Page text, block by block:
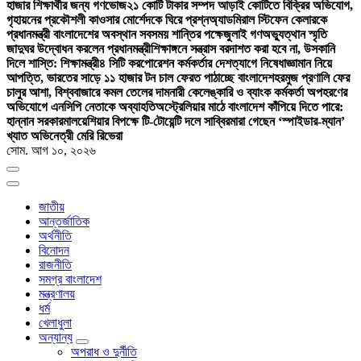
হাজার শিক্ষার্থীর জন্য গণভোজ২১ কোটি টাকার সম্পদ আড়াই কোটিতে বিক্রির অভিযোগ,
গৃহায়নের প্রকৌশলী কাওসার মোর্শেদকে ঘিরে প্রশ্নঅ্যাডমিরাল স্টিফেন কেলারকে
প্রধানমন্ত্রী বাংলাদেশের অবস্থান সবসময় শান্তির পক্ষেজুলাই গণঅভ্যুত্থান স্মৃতি
জাদুঘর উদ্বোধন করলেন প্রধানমন্ত্রীশিক্ষাঙ্গনে সন্ত্রাস বরদাশত করা হবে না, উসকানি
দিলে শাস্তি: শিক্ষামন্ত্রী৪ সিটি করপোরেশন কর্মকর্তার দেশত্যাগে নিষেধাজ্ঞামান নিয়ে
আপত্তি, ভারতের সাড়ে ১১ হাজার টন চাল ফেরত পাঠাচ্ছে বাংলাদেশহরমুজ প্রণালি ফের
চালুর আশা, বিশ্ববাজারে কমল তেলের দামনারী কেলেঙ্কারি ও ব্যাংক কর্মকর্তা অপহরণের
অভিযোগে এনসিপি নেতাকে অব্যাহতিঅস্ট্রেলিয়ার মাঠে বাংলাদেশ কাঁপিয়ে দিতে পারে:
হান্নান সরকারমালয়েশিয়ার বিপক্ষে টি-টোয়েন্টি দলে সাব্বিরমারা গেছেন ‘স্পাইডার-ম্যান’
খ্যাত অভিনেত্রী মেরি রিভেরা
সোম. আগ ১০, ২০২৬
জাতীয়
আন্তর্জাতিক
অর্থনীতি
বিনোদন
রাজনীতি
সমগ্র বাংলাদেশ
মন্ত্রণালয়
ধর্ম
খেলাধুলা
অন্যান্য
অপরাধ ও দুর্নীতি